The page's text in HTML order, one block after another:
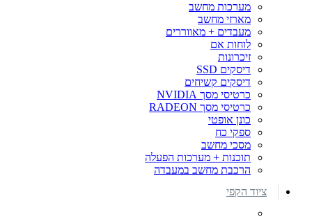
מערכות מחשב
מארזי מחשב
מעבדים + מאווררים
לוחות אם
זיכרונות
דיסקים SSD
דיסקים קשיחים
כרטיסי מסך NVIDIA
כרטיסי מסך RADEON
כונן אופטי
ספקי כח
מסכי מחשב
תוכנות + מערכות הפעלה
הרכבת מחשב במעבדה
ציוד הקפי